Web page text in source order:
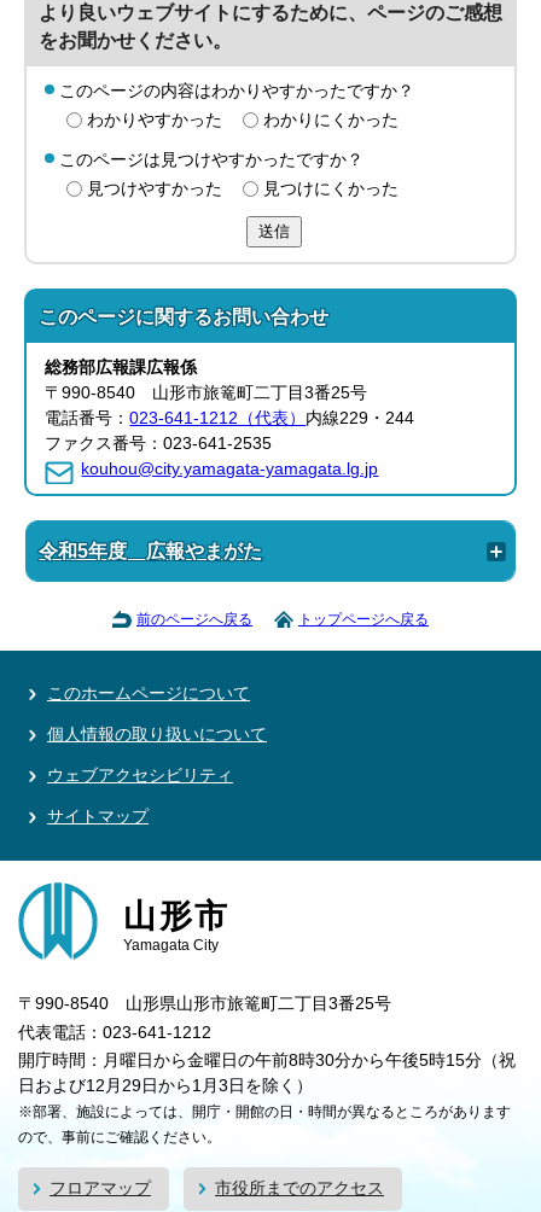
より良いウェブサイトにするために、ページのご感想
をお聞かせください。
このページの内容はわかりやすかったですか？
わかりやすかった
わかりにくかった
このページは見つけやすかったですか？
見つけやすかった
見つけにくかった
送信
このページに関するお問い合わせ
総務部広報課広報係
〒990-8540 山形市旅篭町二丁目3番25号
電話番号：023-641-1212（代表） 内線229・244
ファクス番号：023-641-2535
kouhou@city.yamagata-yamagata.lg.jp
令和5年度 広報やまがた
前のページへ戻る トップページへ戻る
このホームページについて
個人情報の取り扱いについて
ウェブアクセシビリティ
サイトマップ
山形市
Yamagata City
〒990-8540 山形県山形市旅篭町二丁目3番25号
代表電話：023-641-1212
開庁時間：月曜日から金曜日の午前8時30分から午後5時15分（祝
日および12月29日から1月3日を除く）
※部署、施設によっては、開庁・開館の日・時間が異なるところがあります
ので、事前にご確認ください。
フロアマップ 市役所までのアクセス